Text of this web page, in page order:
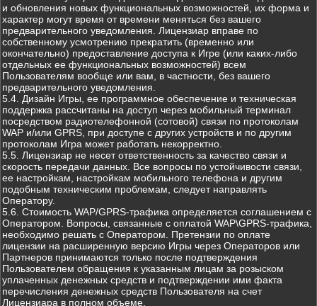
и обновления новых функциональных возможностей, их форма и
характер могут время от времени меняться без вашего
предварительного уведомления. Лицензиар вправе по
собственному усмотрению прекратить (временно или
окончательно) предоставление доступа к Игре (или каких-либо
отдельных ее функциональных возможностей) всем
Пользователям вообще или вам, в частности, без вашего
предварительного уведомления.
5.4. Дизайн Игры, ее программное обеспечение и техническая
поддержка рассчитаны на доступ через мобильный терминал
посредством радиотелефонной (сотовой) связи по протоколам
WAP и/или GPRS, при доступе с других устройств и по другим
протоколам Игра может работать некорректно.
5.5. Лицензиар не несет ответственность за качество связи и
скорость передачи данных. Все вопросы по устойчивости связи,
ее настройкам, настройкам мобильного телефона и другим
подобным техническим проблемам, следует направлять
Оператору.
5.6. Стоимость WAP/GPRS-трафика определяется соглашением с
Оператором. Вопросы, связанные с оплатой WAP\GPRS-трафика,
необходимо решать с Оператором. Претензии по оплате
лицензии на расширенную версию Игры через Операторов или
Партнеров принимаются только после подтверждения
Пользователем обращения к указанным лицам за розыском
уплаченных денежных средств и подтверждении ими факта
перечисления денежных средств Пользователя на счет
Лицензиара в полном объеме.